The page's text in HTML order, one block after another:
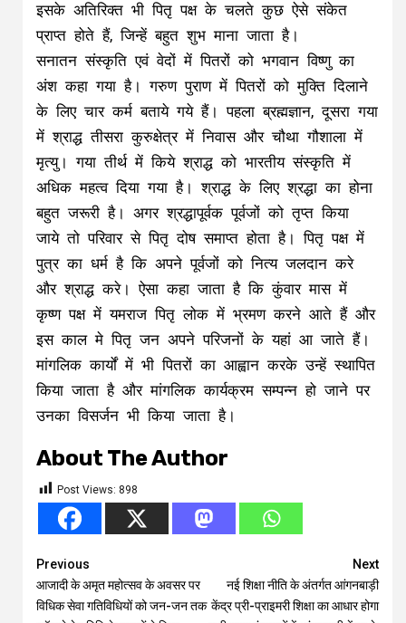
इसके अतिरिक्त भी पितृ पक्ष के चलते कुछ ऐसे संकेत
प्राप्त होते हैं, जिन्हें बहुत शुभ माना जाता है।
सनातन संस्कृति एवं वेदों में पितरों को भगवान विष्णु का
अंश कहा गया है। गरुण पुराण में पितरों को मुक्ति दिलाने
के लिए चार कर्म बताये गये हैं। पहला ब्रह्मज्ञान, दूसरा गया
में श्राद्ध तीसरा कुरुक्षेत्र में निवास और चौथा गौशाला में
मृत्यु। गया तीर्थ में किये श्राद्ध को भारतीय संस्कृति में
अधिक महत्व दिया गया है। श्राद्ध के लिए श्रद्धा का होना
बहुत जरूरी है। अगर श्रद्धापूर्वक पूर्वजों को तृप्त किया
जाये तो परिवार से पितृ दोष समाप्त होता है। पितृ पक्ष में
पुत्र का धर्म है कि अपने पूर्वजों को नित्य जलदान करे
और श्राद्ध करे। ऐसा कहा जाता है कि कुंवार मास में
कृष्ण पक्ष में यमराज पितृ लोक में भ्रमण करने आते हैं और
इस काल मे पितृ जन अपने परिजनों के यहां आ जाते हैं।
मांगलिक कार्यों में भी पितरों का आह्वान करके उन्हें स्थापित
किया जाता है और मांगलिक कार्यक्रम सम्पन्न हो जाने पर
उनका विसर्जन भी किया जाता है।
About The Author
Post Views: 898
Continue
Reading
Previous
आजादी के अमृत महोत्सव के अवसर पर
विधिक सेवा गतिविधियों को जन-जन तक
Next
नई शिक्षा नीति के अंतर्गत आंगनबाड़ी
केंद्र प्री-प्राइमरी शिक्षा का आधार होगा